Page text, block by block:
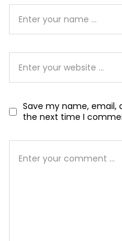
Save my name, email,
the next time I